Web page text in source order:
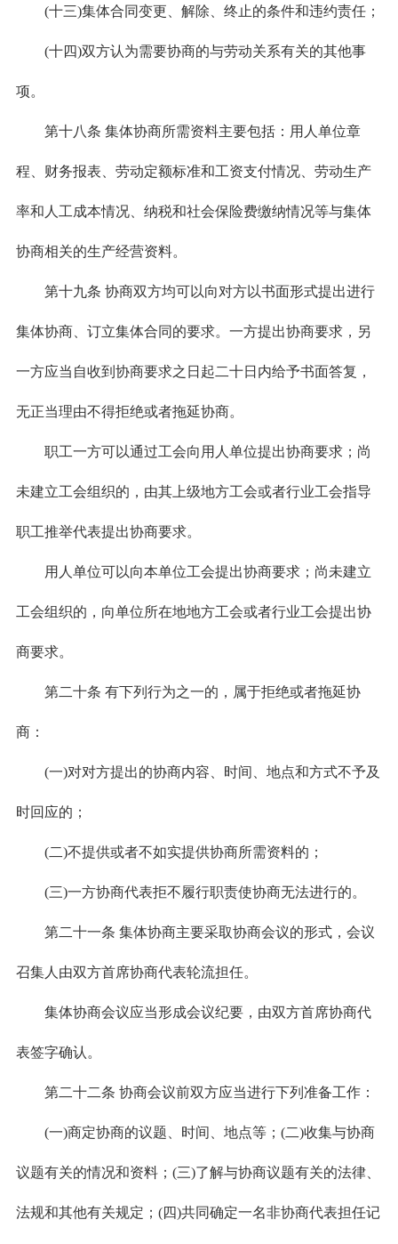
(十三)集体合同变更、解除、终止的条件和违约责任；
(十四)双方认为需要协商的与劳动关系有关的其他事
项。
第十八条 集体协商所需资料主要包括：用人单位章
程、财务报表、劳动定额标准和工资支付情况、劳动生产
率和人工成本情况、纳税和社会保险费缴纳情况等与集体
协商相关的生产经营资料。
第十九条 协商双方均可以向对方以书面形式提出进行
集体协商、订立集体合同的要求。一方提出协商要求，另
一方应当自收到协商要求之日起二十日内给予书面答复，
无正当理由不得拒绝或者拖延协商。
职工一方可以通过工会向用人单位提出协商要求；尚
未建立工会组织的，由其上级地方工会或者行业工会指导
职工推举代表提出协商要求。
用人单位可以向本单位工会提出协商要求；尚未建立
工会组织的，向单位所在地地方工会或者行业工会提出协
商要求。
第二十条 有下列行为之一的，属于拒绝或者拖延协
商：
(一)对对方提出的协商内容、时间、地点和方式不予及
时回应的；
(二)不提供或者不如实提供协商所需资料的；
(三)一方协商代表拒不履行职责使协商无法进行的。
第二十一条 集体协商主要采取协商会议的形式，会议
召集人由双方首席协商代表轮流担任。
集体协商会议应当形成会议纪要，由双方首席协商代
表签字确认。
第二十二条 协商会议前双方应当进行下列准备工作：
(一)商定协商的议题、时间、地点等；(二)收集与协商
议题有关的情况和资料；(三)了解与协商议题有关的法律、
法规和其他有关规定；(四)共同确定一名非协商代表担任记